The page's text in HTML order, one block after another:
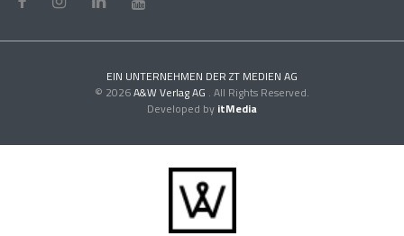
EIN UNTERNEHMEN DER ZT MEDIEN AG
© 2026A&W Verlag AG . All Rights Reserved.
Developed by itMedia